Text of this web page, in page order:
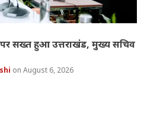
सख्त हुआ उत्तराखंड, मुख्य सचिव
August 6, 2026